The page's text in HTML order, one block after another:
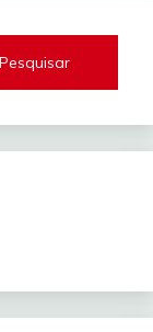
Pesquisar